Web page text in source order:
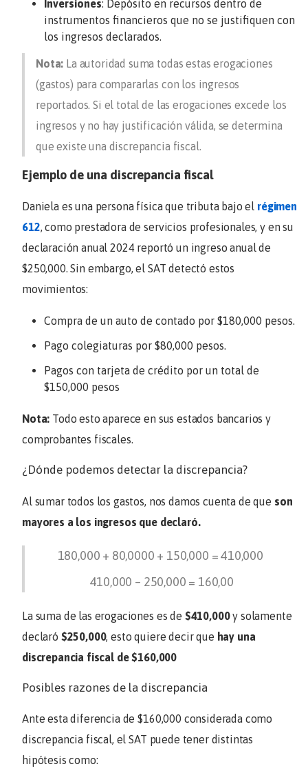
Inversiones: Depósito en recursos dentro de
instrumentos financieros que no se justifiquen con
los ingresos declarados.
Nota: La autoridad suma todas estas erogaciones
(gastos) para compararlas con los ingresos
reportados.Si el total de las erogaciones excede los
ingresos y no hay justificación válida, se determina
que existe una discrepancia fiscal.
Ejemplo de una discrepancia fiscal
Daniela es una persona física que tributa bajo el régimen
612, como prestadora de servicios profesionales, y en su
declaración anual 2024 reportó un ingreso anual de
$250,000. Sin embargo, el SAT detectó estos
movimientos:
Compra de un auto de contado por $180,000 pesos.
Pago colegiaturas por $80,000 pesos.
Pagos con tarjeta de crédito por un total de
$150,000 pesos
Nota: Todo esto aparece en sus estados bancarios y
comprobantes fiscales.
¿Dónde podemos detectar la discrepancia?
Al sumar todos los gastos, nos damos cuenta de que son
mayores a los ingresos que declaró.
180,000 + 80,0000 + 150,000 = 410,000
410,000 – 250,000 = 160,00
La suma de las erogaciones es de $410,000y solamente
declaró $250,000, esto quiere decir que hay una
discrepancia fiscal de $160,000
Posibles razones de la discrepancia
Ante esta diferencia de $160,000 considerada como
discrepancia fiscal, el SAT puede tener distintas
hipótesis como: